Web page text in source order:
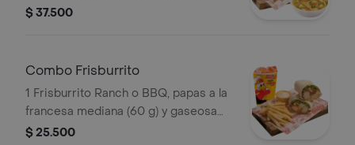
verduras, ajiaquillo o consomé (350 g)
$ 37.500
Combo Frisburrito
1 Frisburrito Ranch o BBQ, papas a la
francesa mediana (60 g) y gaseosa
(325 ml)
$ 25.500